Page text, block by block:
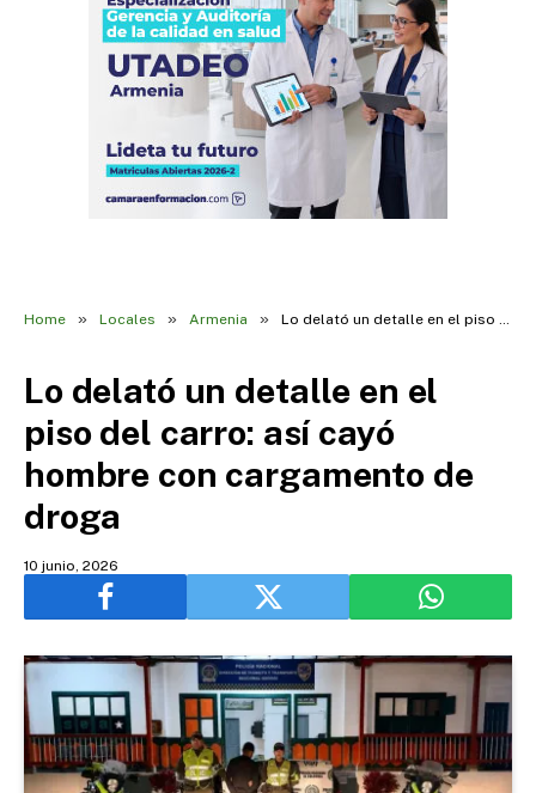
Home » Locales » Armenia » Lo delató un detalle en el piso del carro: así cayó hombre con cargamento de droga
Lo delató un detalle en el
piso del carro: así cayó
hombre con cargamento de
droga
10 junio, 2026